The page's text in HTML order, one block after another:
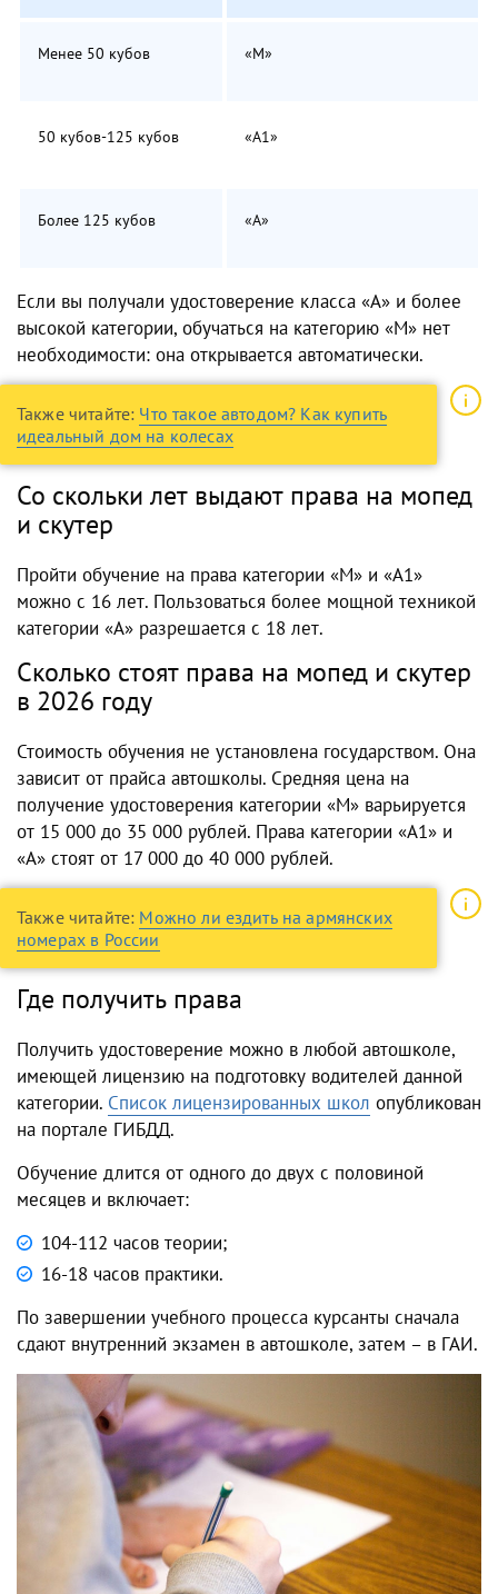
Менее 50 кубов «М»
50 кубов-125 кубов «А1»
Более 125 кубов «А»
Если вы получали удостоверение класса «А» и более
высокой категории, обучаться на категорию «М» нет
необходимости: она открывается автоматически.
Также читайте: Что такое автодом? Как купить
идеальный дом на колесах
Со скольки лет выдают права на мопед
и скутер
Пройти обучение на права категории «М» и «А1»
можно с 16 лет. Пользоваться более мощной техникой
категории «А» разрешается с 18 лет.
Сколько стоят права на мопед и скутер
в 2026 году
Стоимость обучения не установлена государством. Она
зависит от прайса автошколы. Средняя цена на
получение удостоверения категории «М» варьируется
от 15 000 до 35 000 рублей. Права категории «А1» и
«А» стоят от 17 000 до 40 000 рублей.
Также читайте: Можно ли ездить на армянских
номерах в России
Где получить права
Получить удостоверение можно в любой автошколе,
имеющей лицензию на подготовку водителей данной
категории. Список лицензированных школ опубликован
на портале ГИБДД.
Обучение длится от одного до двух с половиной
месяцев и включает:
104-112 часов теории;
16-18 часов практики.
По завершении учебного процесса курсанты сначала
сдают внутренний экзамен в автошколе, затем – в ГАИ.